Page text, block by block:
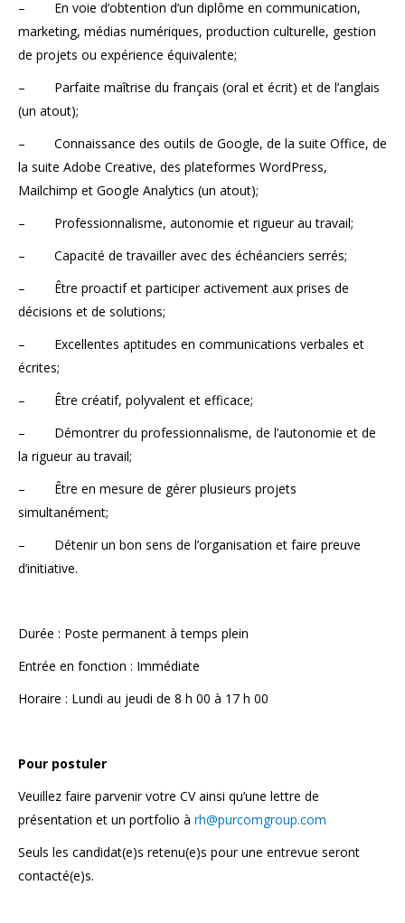
– En voie d’obtention d’un diplôme en communication,
marketing, médias numériques, production culturelle, gestion
de projets ou expérience équivalente;
– Parfaite maîtrise du français (oral et écrit) et de l’anglais
(un atout);
– Connaissance des outils de Google, de la suite Office, de
la suite Adobe Creative, des plateformes WordPress,
Mailchimp et Google Analytics (un atout);
– Professionnalisme, autonomie et rigueur au travail;
– Capacité de travailler avec des échéanciers serrés;
– Être proactif et participer activement aux prises de
décisions et de solutions;
– Excellentes aptitudes en communications verbales et
écrites;
– Être créatif, polyvalent et efficace;
– Démontrer du professionnalisme, de l’autonomie et de
la rigueur au travail;
– Être en mesure de gérer plusieurs projets
simultanément;
– Détenir un bon sens de l’organisation et faire preuve
d’initiative.
Durée : Poste permanent à temps plein
Entrée en fonction : Immédiate
Horaire : Lundi au jeudi de 8 h 00 à 17 h 00
Pour postuler
Veuillez faire parvenir votre CV ainsi qu’une lettre de
présentation et un portfolio à rh@purcomgroup.com
Seuls les candidat(e)s retenu(e)s pour une entrevue seront
contacté(e)s.